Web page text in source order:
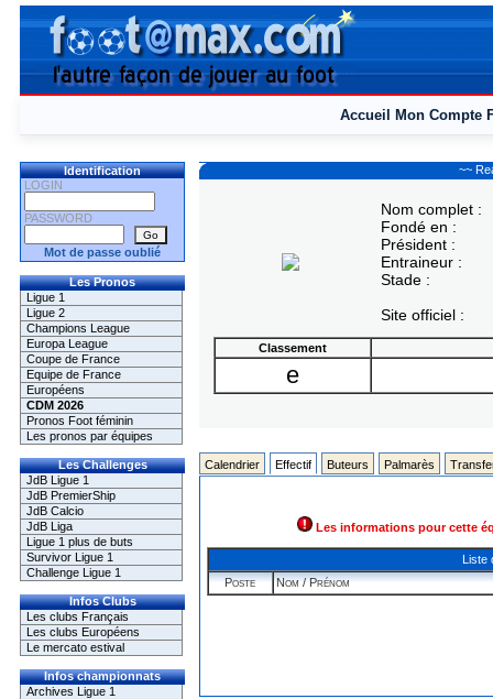
Accueil Mon Compte
Identification
LOGIN
PASSWORD
Mot de passe oublié
Les Pronos
Ligue 1
Ligue 2
Champions League
Europa League
Coupe de France
Equipe de France
Européens
CDM 2026
Pronos Foot féminin
Les pronos par équipes
Les Challenges
JdB Ligue 1
JdB PremierShip
JdB Calcio
JdB Liga
Ligue 1 plus de buts
Survivor Ligue 1
Challenge Ligue 1
Infos Clubs
Les clubs Français
Les clubs Européens
Le mercato estival
Infos championnats
Archives Ligue 1
~~
Nom complet :
Fondé en :
Président :
Entraineur :
Stade :
Site officiel :
Classement
e
Calendrier Effectif Buteurs Palmarès
Les informations pour cette
Liste
Poste
Nom / Prénom